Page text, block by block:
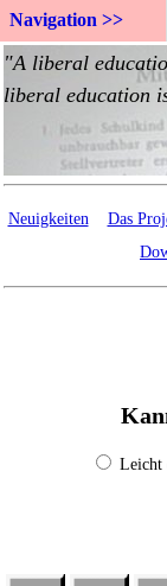
Navigation >>
Neuigkeiten Das
Leicht